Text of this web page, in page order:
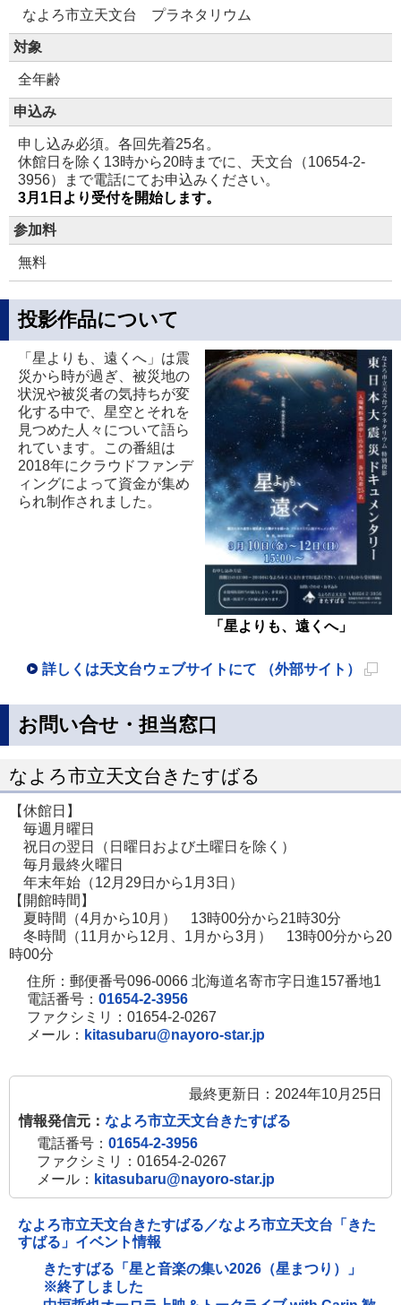
なよろ市立天文台 プラネタリウム
対象
全年齢
申込み
申し込み必須。各回先着25名。
休館日を除く13時から20時までに、天文台（10654-2-
3956）まで電話にてお申込みください。
3月1日より受付を開始します。
参加料
無料
投影作品について
「星よりも、遠くへ」
「星よりも、遠くへ」は震
災から時が過ぎ、被災地の
状況や被災者の気持ちが変
化する中で、星空とそれを
見つめた人々について語ら
れています。この番組は
2018年にクラウドファンデ
ィングによって資金が集め
られ制作されました。
詳しくは天文台ウェブサイトにて （外部サイト）
ジ
お問い合せ・担当窓口
なよろ市立天文台きたすばる
【休館日】
毎週月曜日
祝日の翌日（日曜日および土曜日を除く）
毎月最終火曜日
年末年始（12月29日から1月3日）
【開館時間】
夏時間（4月から10月） 13時00分から21時30分
冬時間（11月から12月、1月から3月） 13時00分から20
時00分
住所：郵便番号096-0066 北海道名寄市字日進157番地1
電話番号： 01654-2-3956
ファクシミリ：01654-2-0267
メール： kitasubaru@nayoro-star.jp
最終更新日：2024年10月25日
情報発信元： なよろ市立天文台きたすばる
電話番号： 01654-2-3956
ファクシミリ：01654-2-0267
メール： kitasubaru@nayoro-star.jp
なよろ市立天文台きたすばる／なよろ市立天文台「きた
すばる」イベント情報
きたすばる「星と音楽の集い2026（星まつり）」
※終了しました